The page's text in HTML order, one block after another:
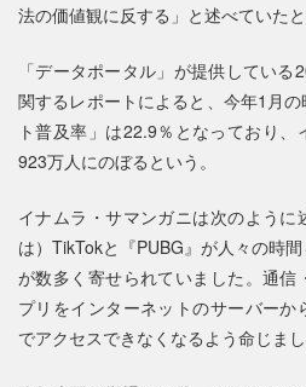
法の価値観に反する」と述べていたと
「データポータル」が提供してい
関するレポートによると、今年1月
ト普及率」は22.9％となっており
923万人にのぼるという。
イナムラ・サマンガニは次のように
は）TikTokと『PUBG』が人々の時
が数多く寄せられていました。通信
プリをインターネットのサーバー
でアクセスできなくなるよう命じまし